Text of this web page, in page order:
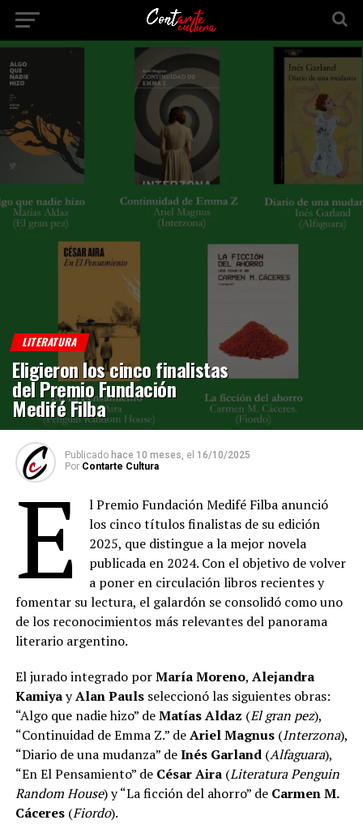
LITERATURA
Eligieron los cinco finalistas
del Premio Fundación
Medifé Filba
Publicado hace 10 meses, el 16/10/2025
Por Contarte Cultura
E
l Premio Fundación Medifé Filba anunció
los cinco títulos finalistas de su edición
2025, que distingue a la mejor novela
publicada en 2024. Con el objetivo de volver
a poner en circulación libros recientes y
fomentar su lectura, el galardón se consolidó como uno
de los reconocimientos más relevantes del panorama
literario argentino.
El jurado integrado porMaría Moreno, Alejandra
KamiyayAlan Paulsseleccionó las siguientes obras:
“Algo que nadie hizo” deMatías Aldaz (El gran pez),
“Continuidad de Emma Z.” deAriel Magnus(Interzona),
“Diario de una mudanza” deInés Garland(Alfaguara),
“En El Pensamiento” de César Aira(Literatura Penguin
Random House) y “La ficción del ahorro” de Carmen M.
Cáceres(Fiordo).